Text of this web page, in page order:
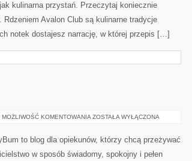
kulinarna przystań. Przeczytaj koniecznie
Avalon Club są kulinarne tradycje
notek dostajesz narrację, w której przepis […]
MOŻLIWOŚĆ KOMENTOWANIA TERAPIA
ZOSTAŁA WYŁĄCZONA
to blog dla opiekunów, którzy chcą przeżywać
w sposób świadomy, spokojny i pełen